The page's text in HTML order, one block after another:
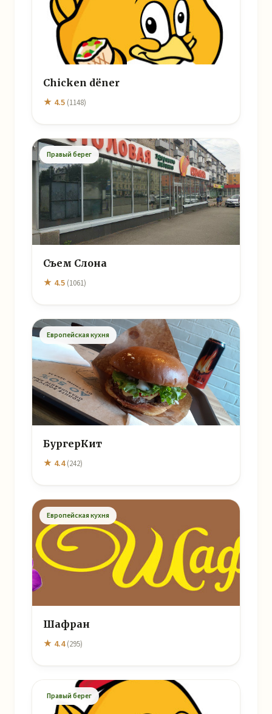
Chicken dëner
★ 4.5 (1148)
Правый берег
Съем Слона
★ 4.5 (1061)
Европейская кухня
БургерКит
★ 4.4(242)
Европейская кухня
Шафран
★ 4.4(295)
Правый берег